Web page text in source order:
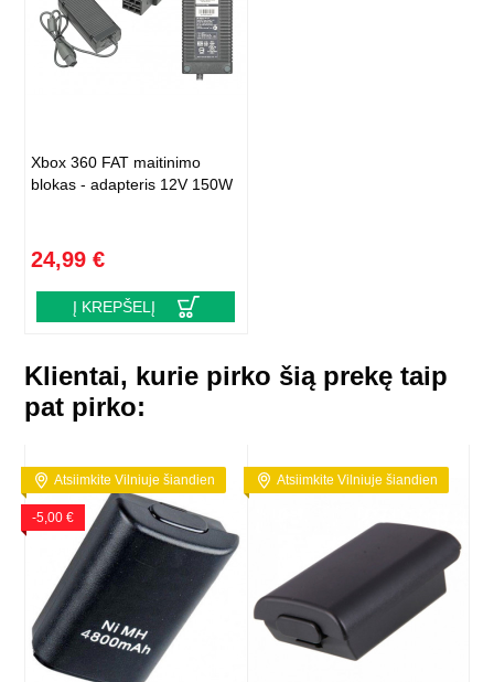
Xbox 360 FAT maitinimo
blokas - adapteris 12V 150W
24,99 €
Į KREPŠELĮ
Klientai, kurie pirko šią prekę taip
pat pirko:
Atsiimkite Vilniuje šiandien
-5,00 €
Atsiimkite Vilniuje šiandien